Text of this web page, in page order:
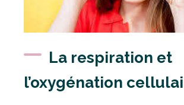
La respiration et
l’oxygénation